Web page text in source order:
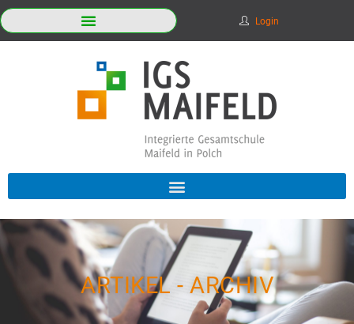
Login
ARTIKEL - ARCHIV